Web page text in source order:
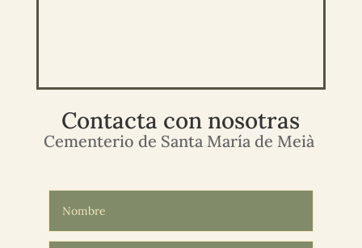
Contacta con nosotras
Cementerio de Santa María de Meià